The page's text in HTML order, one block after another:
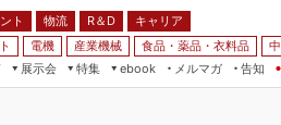
ト 物流 R＆D
キャリア
電機 産業機械 食品・薬品・衣料品
展示会
特集
ebook
メルマガ
告知